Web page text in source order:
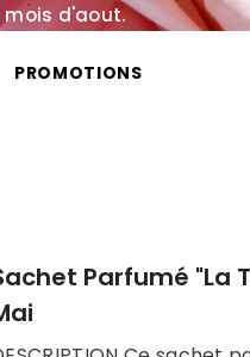
mois d'aout.
PROMOTIONS
Parfumé "La